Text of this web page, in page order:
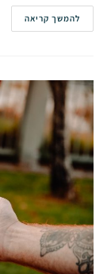
להמשך קריאה